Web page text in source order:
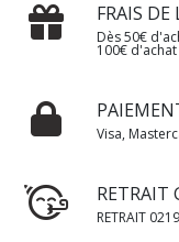
FRAIS DE
Dès 50€
100€ d'achat
Visa,
RETRAIT
RETRAIT